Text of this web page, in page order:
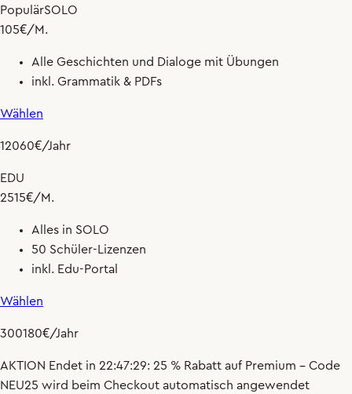
PopulärSOLO
105€/M.
Alle Geschichten und Dialoge mit Übungen
inkl. Grammatik & PDFs
Wählen
12060€/Jahr
EDU
2515€/M.
Alles in SOLO
50 Schüler-Lizenzen
inkl. Edu-Portal
Wählen
300180€/Jahr
AKTION Endet in 22:47:28: 25 % Rabatt auf Premium – Code
NEU25 wird beim Checkout automatisch angewendet